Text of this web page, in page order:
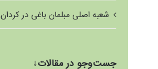
شعبه اصلی مبلمان باغی در کردان
جست‌وجو در مقالات↓